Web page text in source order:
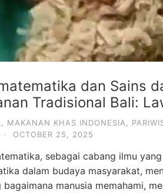
dan Sains
Tradisional Bali:
MAKANAN KHAS INDONESIA
· OCTOBER 25, 2025
sebagai cabang ilmu
dalam budaya masyarakat,
bagaimana manusia memahami,